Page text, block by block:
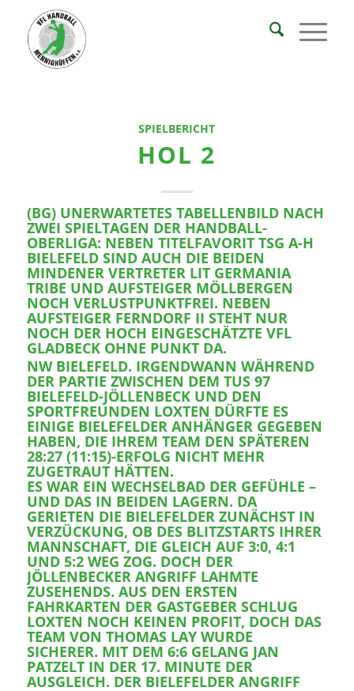
SPIELBERICHT
HOL 2
(BG) UNERWARTETES TABELLENBILD NACH
ZWEI SPIELTAGEN DER HANDBALL-
OBERLIGA: NEBEN TITELFAVORIT TSG A-H
BIELEFELD SIND AUCH DIE BEIDEN
MINDENER VERTRETER LIT GERMANIA
TRIBE UND AUFSTEIGER MÖLLBERGEN
NOCH VERLUSTPUNKTFREI. NEBEN
AUFSTEIGER FERNDORF II STEHT NUR
NOCH DER HOCH EINGESCHÄTZTE VFL
GLADBECK OHNE PUNKT DA.
NW BIELEFELD. IRGENDWANN WÄHREND
DER PARTIE ZWISCHEN DEM TUS 97
BIELEFELD-JÖLLENBECK UND DEN
SPORTFREUNDEN LOXTEN DÜRFTE ES
EINIGE BIELEFELDER ANHÄNGER GEGEBEN
HABEN, DIE IHREM TEAM DEN SPÄTEREN
28:27 (11:15)-ERFOLG NICHT MEHR
ZUGETRAUT HÄTTEN.
ES WAR EIN WECHSELBAD DER GEFÜHLE –
UND DAS IN BEIDEN LAGERN. DA
GERIETEN DIE BIELEFELDER ZUNÄCHST IN
VERZÜCKUNG, OB DES BLITZSTARTS IHRER
MANNSCHAFT, DIE GLEICH AUF 3:0, 4:1
UND 5:2 WEG ZOG. DOCH DER
JÖLLENBECKER ANGRIFF LAHMTE
ZUSEHENDS. AUS DEN ERSTEN
FAHRKARTEN DER GASTGEBER SCHLUG
LOXTEN NOCH KEINEN PROFIT, DOCH DAS
TEAM VON THOMAS LAY WURDE
SICHERER. MIT DEM 6:6 GELANG JAN
PATZELT IN DER 17. MINUTE DER
AUSGLEICH. DER BIELEFELDER ANGRIFF